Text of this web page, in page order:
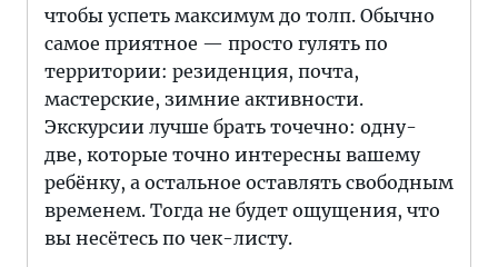
чтобы успеть максимум до толп. Обычно
самое приятное — просто гулять по
территории: резиденция, почта,
мастерские, зимние активности.
Экскурсии лучше брать точечно: одну-
две, которые точно интересны вашему
ребёнку, а остальное оставлять свободным
временем. Тогда не будет ощущения, что
вы несётесь по чек-листу.